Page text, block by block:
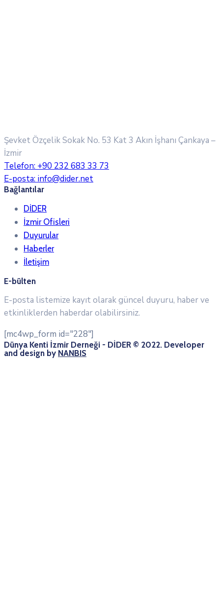
Şevket Özçelik Sokak No. 53 Kat 3 Akın İşhanı Çankaya –
İzmir
Telefon: +90 232 683 33 73
E-posta: info@dider.net
Bağlantılar
DİDER
İzmir Ofisleri
Duyurular
Haberler
İletişim
E-bülten
E-posta listemize kayıt olarak güncel duyuru, haber ve
etkinliklerden haberdar olabilirsiniz.
[mc4wp_form id="228"]
Dünya Kenti İzmir Derneği - DİDER © 2022. Developer
and design by NANBIS